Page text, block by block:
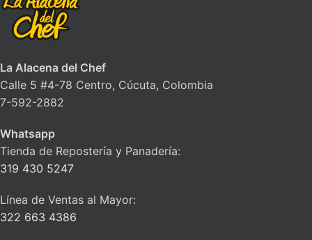
La Alacena del Chef
Calle 5 #4-78 Centro, Cúcuta, Colombia
7-592-2882
Whatsapp
Tienda de Repostería y Panadería:
319 430 5247
Línea de Ventas al Mayor:
322 663 4386